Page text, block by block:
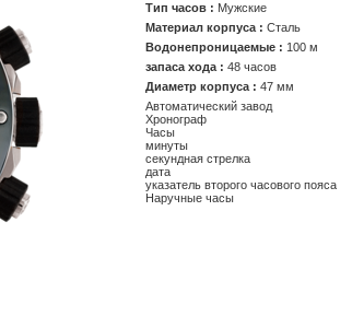
Тип часов : Мужские
Материал корпуса :Сталь
Водонепроницаемые : 100 м
запаса хода :48 часов
Диаметр корпуса :47 мм
Автоматический завод
Хронограф
Часы
минуты
секундная стрелка
дата
указатель второго часового пояса
Наручные часы